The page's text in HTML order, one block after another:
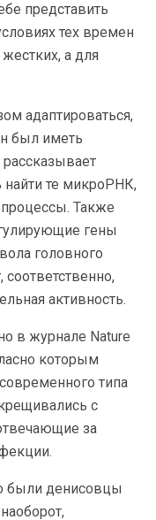
представить
тех времен
а для
адаптироваться,
был иметь
найти те микроРНК,
Также
гены
головного
соответственно,
активность.
в журнале Nature
которым
типа
с
за
были денисовцы